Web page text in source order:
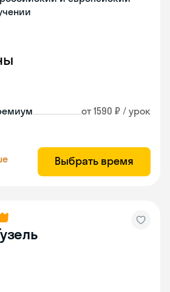
от 1590 ₽ / урок
Выбрать время